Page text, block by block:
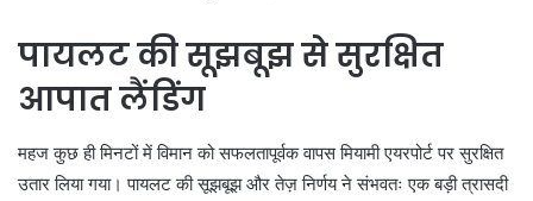
पायलट की सूझबूझ से सुरक्षित
आपात लैंडिंग
महज कुछ ही मिनटों में विमान को सफलतापूर्वक वापस मियामी एयरपोर्ट पर सुरक्षित
उतार लिया गया। पायलट की सूझबूझ और तेज़ निर्णय ने संभवतः एक बड़ी त्रासदी